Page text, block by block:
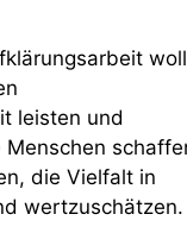
leisten und
die Vielfalt in
wertzuschätzen.